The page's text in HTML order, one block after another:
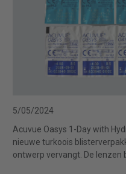
5/05/2024
Acuvue Oasys 1-Day with
nieuwe turkoois
ontwerp vervangt. De lenzen